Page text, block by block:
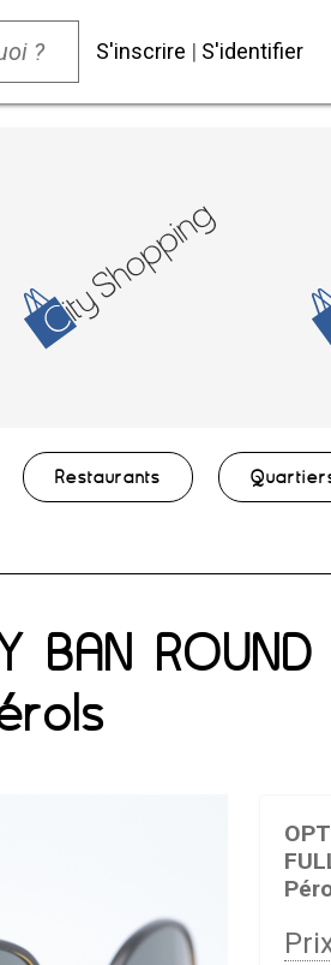
S'inscrire | S'identifier
Restaurants
BAN